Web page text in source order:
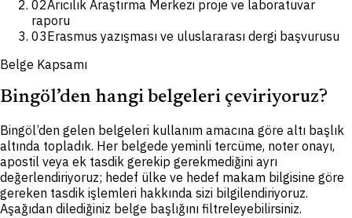
02Arıcılık Araştırma Merkezi proje ve laboratuvar
raporu
03Erasmus yazışması ve uluslararası dergi başvurusu
Belge Kapsamı
Bingöl’den hangi belgeleri çeviriyoruz?
Bingöl’den gelen belgeleri kullanım amacına göre altı başlık
altında topladık. Her belgede yeminli tercüme, noter onayı,
apostil veya ek tasdik gerekip gerekmediğini ayrı
değerlendiriyoruz; hedef ülke ve hedef makam bilgisine göre
gereken tasdik işlemleri hakkında sizi bilgilendiriyoruz.
Aşağıdan dilediğiniz belge başlığını filtreleyebilirsiniz.